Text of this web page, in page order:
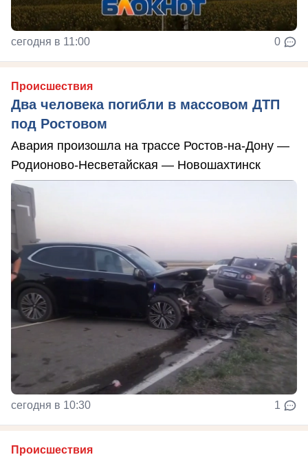
сегодня в 11:00 0
Происшествия
Два человека погибли в массовом ДТП
под Ростовом
Авария произошла на трассе Ростов-на-Дону —
Родионово-Несветайская — Новошахтинск
сегодня в 10:30 1
Происшествия